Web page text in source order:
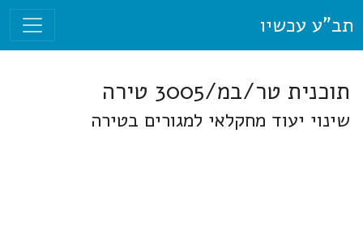
תב"ע עכשיו
תוכנית טר/במ/3005 טירה
שינוי יעוד מחקלאי למגורים בטירה